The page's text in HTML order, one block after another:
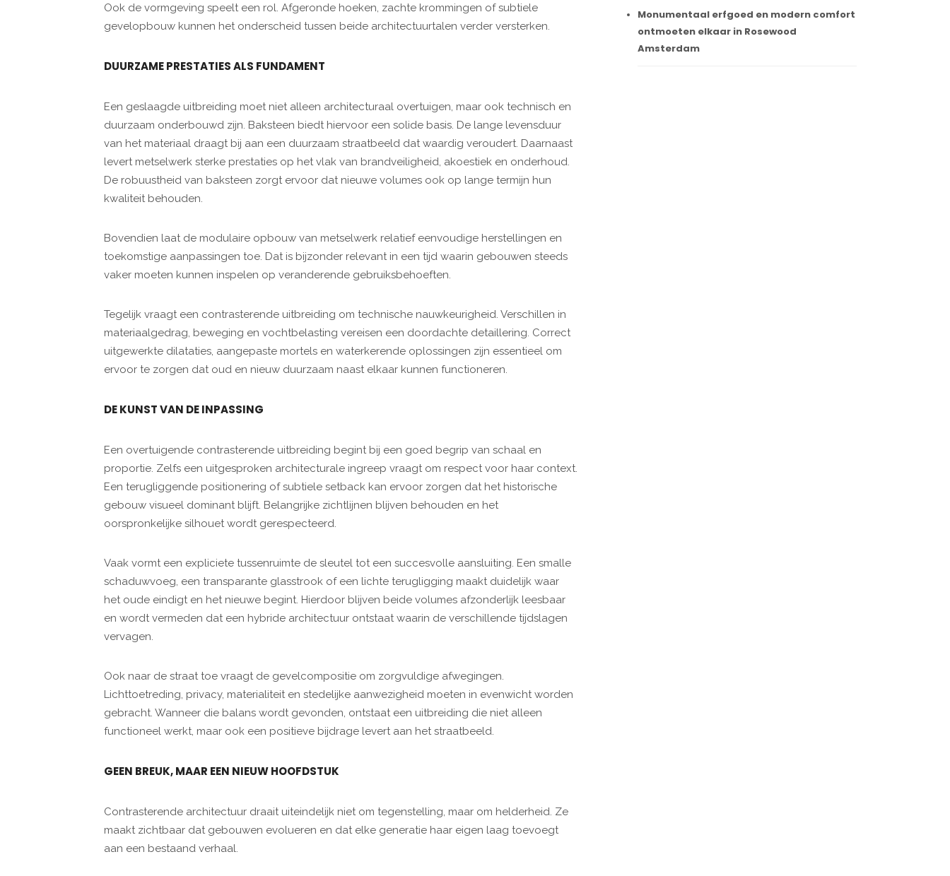
Ook de vormgeving speelt een rol. Afgeronde hoeken, zachte krommingen of subtiele
gevelopbouw kunnen het onderscheid tussen beide architectuurtalen verder versterken.
DUURZAME PRESTATIES ALS FUNDAMENT
Een geslaagde uitbreiding moet niet alleen architecturaal overtuigen, maar ook technisch en
duurzaam onderbouwd zijn. Baksteen biedt hiervoor een solide basis. De lange levensduur
van het materiaal draagt bij aan een duurzaam straatbeeld dat waardig veroudert. Daarnaast
levert metselwerk sterke prestaties op het vlak van brandveiligheid, akoestiek en onderhoud.
De robuustheid van baksteen zorgt ervoor dat nieuwe volumes ook op lange termijn hun
kwaliteit behouden.
Bovendien laat de modulaire opbouw van metselwerk relatief eenvoudige herstellingen en
toekomstige aanpassingen toe. Dat is bijzonder relevant in een tijd waarin gebouwen steeds
vaker moeten kunnen inspelen op veranderende gebruiksbehoeften.
Tegelijk vraagt een contrasterende uitbreiding om technische nauwkeurigheid. Verschillen in
materiaalgedrag, beweging en vochtbelasting vereisen een doordachte detaillering. Correct
uitgewerkte dilataties, aangepaste mortels en waterkerende oplossingen zijn essentieel om
ervoor te zorgen dat oud en nieuw duurzaam naast elkaar kunnen functioneren.
DE KUNST VAN DE INPASSING
Een overtuigende contrasterende uitbreiding begint bij een goed begrip van schaal en
proportie. Zelfs een uitgesproken architecturale ingreep vraagt om respect voor haar context.
Een terugliggende positionering of subtiele setback kan ervoor zorgen dat het historische
gebouw visueel dominant blijft. Belangrijke zichtlijnen blijven behouden en het
oorspronkelijke silhouet wordt gerespecteerd.
Vaak vormt een expliciete tussenruimte de sleutel tot een succesvolle aansluiting. Een smalle
schaduwvoeg, een transparante glasstrook of een lichte terugligging maakt duidelijk waar
het oude eindigt en het nieuwe begint. Hierdoor blijven beide volumes afzonderlijk leesbaar
en wordt vermeden dat een hybride architectuur ontstaat waarin de verschillende tijdslagen
vervagen.
Ook naar de straat toe vraagt de gevelcompositie om zorgvuldige afwegingen.
Lichttoetreding, privacy, materialiteit en stedelijke aanwezigheid moeten in evenwicht worden
gebracht. Wanneer die balans wordt gevonden, ontstaat een uitbreiding die niet alleen
functioneel werkt, maar ook een positieve bijdrage levert aan het straatbeeld.
GEEN BREUK, MAAR EEN NIEUW HOOFDSTUK
Contrasterende architectuur draait uiteindelijk niet om tegenstelling, maar om helderheid. Ze
maakt zichtbaar dat gebouwen evolueren en dat elke generatie haar eigen laag toevoegt
aan een bestaand verhaal.
Monumentaal erfgoed en modern comfort
ontmoeten elkaar in Rosewood
Amsterdam